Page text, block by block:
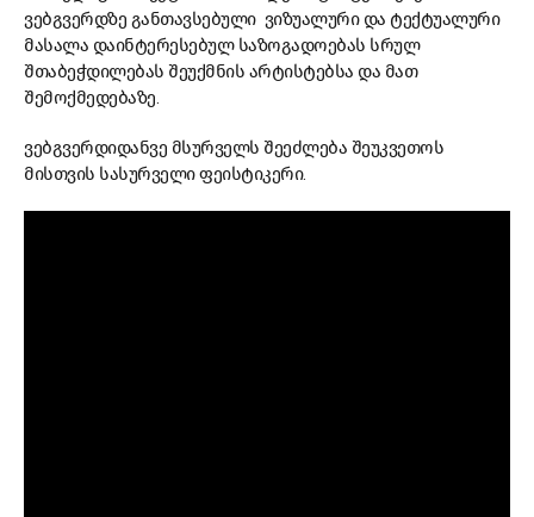
ვებგვერდზე განთავსებული ვიზუალური და ტექტუალური
მასალა დაინტერესებულ საზოგადოებას სრულ
შთაბეჭდილებას შეუქმნის არტისტებსა და მათ
შემოქმედებაზე.
ვებგვერდიდანვე მსურველს შეეძლება შეუკვეთოს
მისთვის სასურველი ფეისტიკერი.